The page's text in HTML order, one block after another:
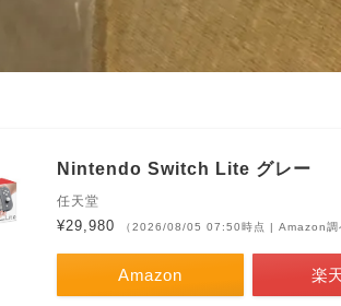
Nintendo Switch Lite グレー
任天堂
¥29,980 （2026/08/05 07:50時点 | Amazon調
Amazon 楽